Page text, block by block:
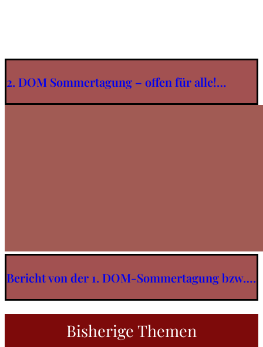
2. DOM Sommertagung – offen für alle!…
Bericht von der 1. DOM-Sommertagung bzw….
Bisherige Themen